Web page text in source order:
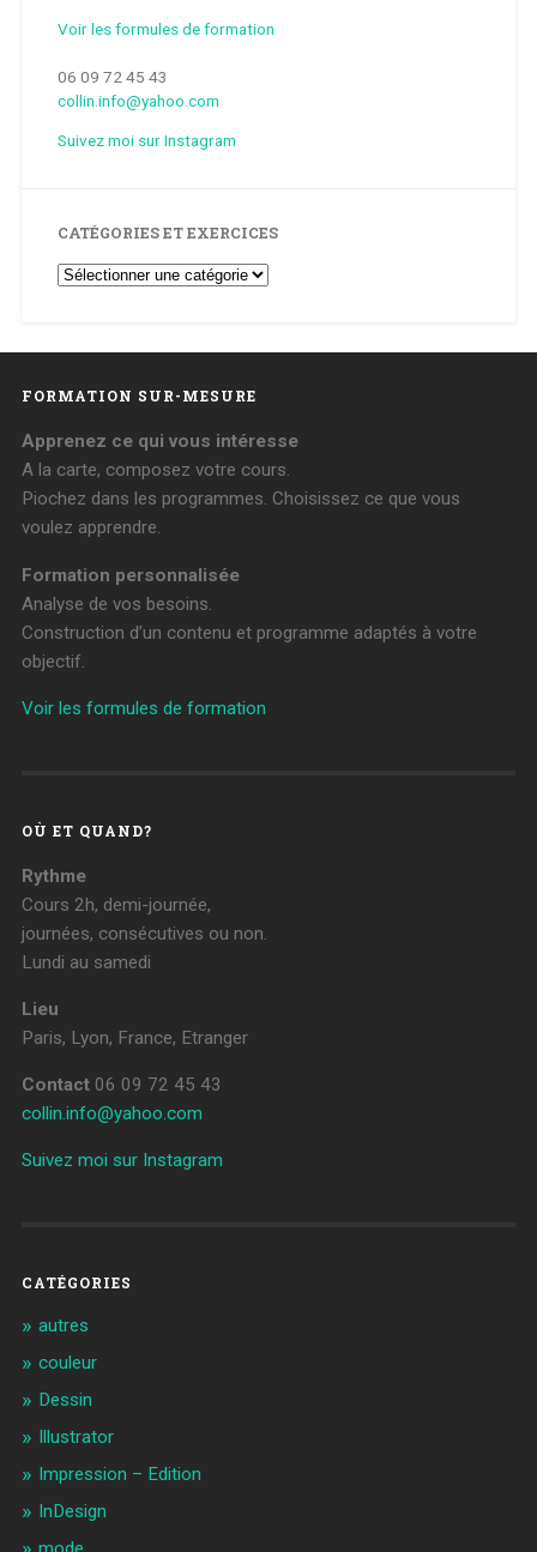
Voir les formules de formation
06 09 72 45 43
collin.info@yahoo.com
Suivez moi sur Instagram
CATÉGORIES ET EXERCICES
Catégories
et
FORMATION SUR-MESURE
Apprenez ce qui vous intéresse
A la carte, composez votre cours.
Piochez dans les programmes. Choisissez ce que vous
voulez apprendre.
Formation personnalisée
Analyse de vos besoins.
Construction d’un contenu et programme adaptés à votre
objectif.
Voir les formules de formation
OÙ ET QUAND?
Rythme
Cours 2h, demi-journée,
journées, consécutives ou non.
Lundi au samedi
Lieu
Paris, Lyon, France, Etranger
Contact 06 09 72 45 43
collin.info@yahoo.com
Suivez moi sur Instagram
CATÉGORIES
autres
couleur
Dessin
Illustrator
Impression – Edition
InDesign